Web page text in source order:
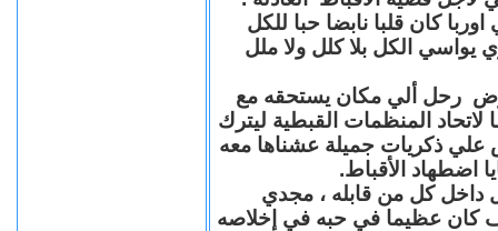
كان قلبا نابضا حبا للكل
يواسي الكل بلا كلل ولا ملل
رحل ألي مكان يستحقه مع
المنظمات القبطية ليترك
علي ذكريات جميلة عشناها معه
اضطهاد الأقباط.
داخل كل من قابله ، مجدي
عظيما في حبه في إخلاصه